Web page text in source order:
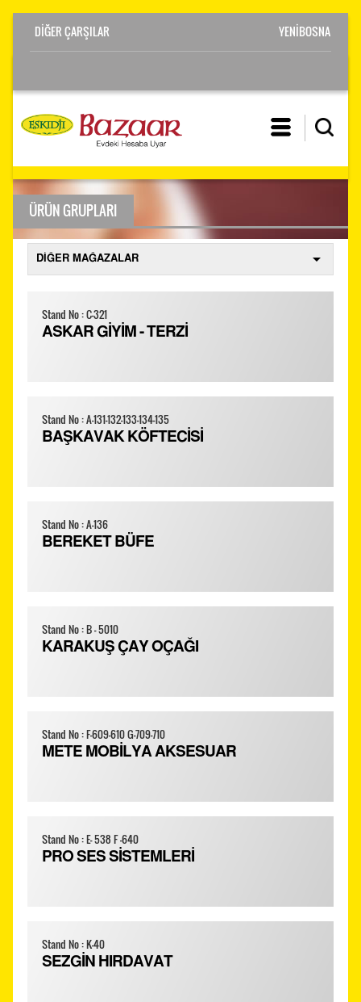
YENİBOSNA
ÜRÜN GRUPLARI
Stand No : C-321
ASKAR GİYİM - TERZİ
Stand No : A-131-132-133-134-135
BAŞKAVAK KÖFTECİSİ
Stand No : A-136
BEREKET BÜFE
Stand No : B - 5010
KARAKUŞ ÇAY OÇAĞI
Stand No : F-609-610 G-709-710
METE MOBİLYA AKSESUAR
Stand No : E- 538 F -640
PRO SES SİSTEMLERİ
Stand No : K-40
SEZGİN HIRDAVAT